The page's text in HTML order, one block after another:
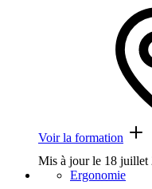
Voir la formation
Mis à jour le 18 juillet
Ergonomie